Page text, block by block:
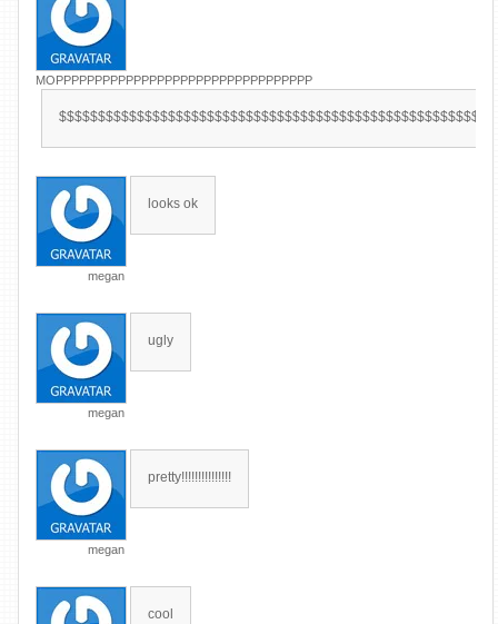
MOPPPPPPPPPPPPPPPPPPPPPPPPPPPPPPPPP
megan
looks ok
megan
ugly
megan
pretty!!!!!!!!!!!!!!!
cool